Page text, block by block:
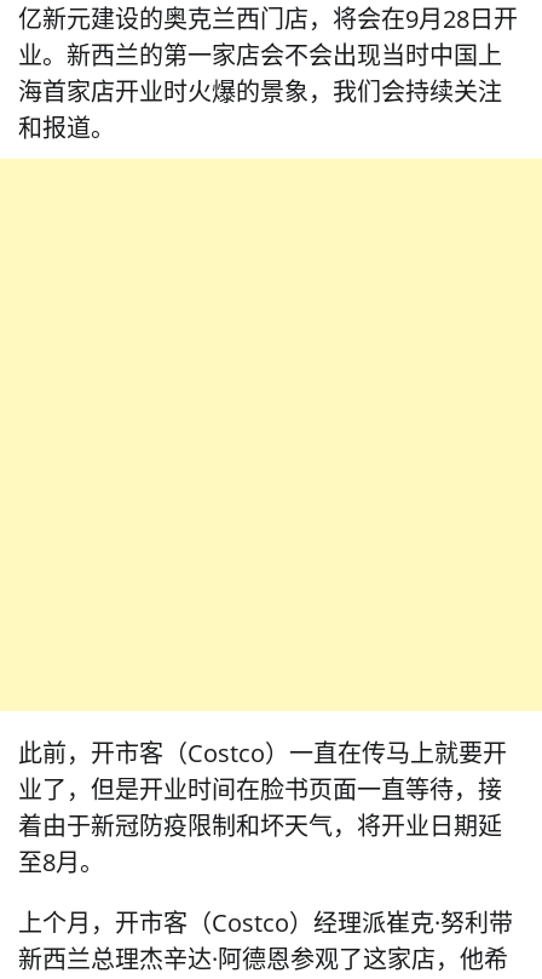
亿新元建设的奥克兰西门店，将会在9月28日开
业。新西兰的第一家店会不会出现当时中国上
海首家店开业时火爆的景象，我们会持续关注
和报道。
此前，开市客（Costco）一直在传马上就要开
业了，但是开业时间在脸书页面一直等待，接
着由于新冠防疫限制和坏天气，将开业日期延
至8月。
上个月，开市客（Costco）经理派崔克·努利带
新西兰总理杰辛达·阿德恩参观了这家店，他希